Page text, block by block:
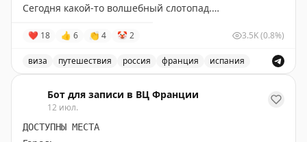
Сегодня какой-то волшебный слотопад.
Испания — 17 июля,
Франция — 23 июля,
Великобритания — 14 августа.
Пошёл дальше разгребать этот слотопад.
Вопросы, запросы, записи — всё сюда:
❤ 18 👍 6 👏 4 🤡2 3.5K(0.8%)
виза путешествия россия франция испания
Бот для записи в ВЦ Франции
12 июл.
ДОСТУПНЫ МЕСТА